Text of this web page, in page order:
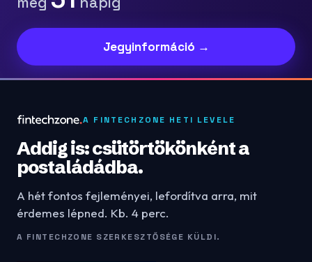
Jegyinformáció →
A FINTECHZONE HETI LEVELE
Addig is: csütörtökönként a
postaládádba.
A hét fontos fejleményei, lefordítva arra, mit
érdemes lépned. Kb. 4 perc.
A FINTECHZONE SZERKESZTŐSÉGE KÜLDI.